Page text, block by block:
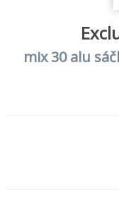
mix 30 alu